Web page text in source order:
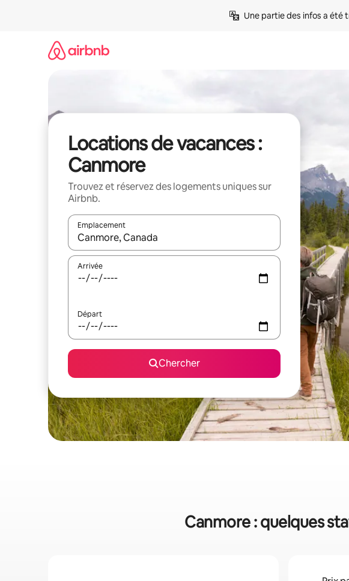
Une partie des infos a
Locations de vacances :
Canmore
Trouvez et réservez des logements uniques sur
Airbnb.
Emplacement
Quand les résultats sont affichés, parcourez-les en utilisant les
Arrivée
Départ
Chercher
Canmore : quelques